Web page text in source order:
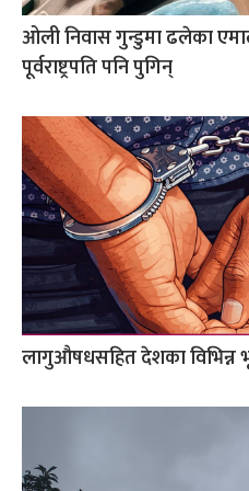
ओली निवास गुन्डुमा ढलेका
पूर्वराष्ट्रपति पनि पुगिन्
लागुऔषधसहित देशका विभिन्न